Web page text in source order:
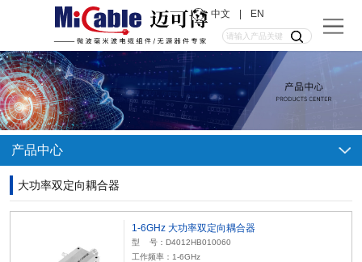
中文 | EN
产品中心
大功率双定向耦合器
1-6GHz 大功率双定向耦合器
型 号：D4012HB010060
工作频率：1-6GHz